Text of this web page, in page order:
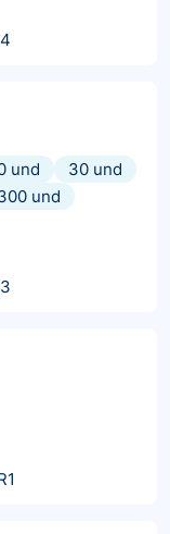
und
30 und
und